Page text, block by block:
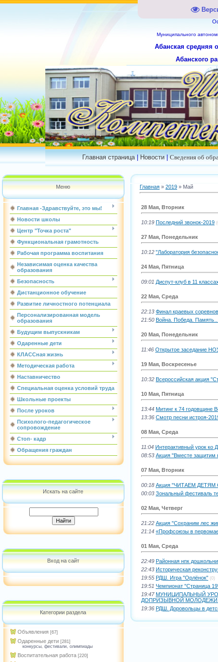
Муниципального
Абанская средняя
Абанского
Главная страница|Новости|Сведения об
Меню
Главная -Здравствуйте, это мы!
Новости школы
Центр "Точка роста"
Функциональная грамотность
Рабочая программа воспитания
Независимая оценка качества
образования
Безопасность
Дистанционное обучение
Развитие личностного потенциала
Персонализированная модель
образования
Будущим выпускникам
Одаренные дети
КЛАССная жизнь
Методическая работа
Наставничество
Специальная оценка условий труда
Школьные проекты
После уроков
Психолого-педагогическое
сопровождение
Стоп- кадр
Обращения граждан
Искать на сайте
Вход на сайт
Категории раздела
Объявления [67]
Одаренные дети [281]
конкурсы, фестивали, олимпиады
Воспитательная работа [220]
Главная » 2019 » Май
28 Мая, Вторник
10:19 Последний звонок-2019
27 Мая, Понедельник
10:12 "Лаборатория
24 Мая, Пятница
09:01 Диспут-клуб в 11
22 Мая, Среда
22:13 Финал краевых
21:50 Война. Победа.
20 Мая, Понедельник
11:46 Открытое заседание
19 Мая, Воскресенье
10:32 Всероссийская акция
10 Мая, Пятница
13:44 Митинг к 74 годовщине
13:36 Смотр песни истроя-
08 Мая, Среда
11:04 Интерактивный урок ко
08:53 Акция "Вместе защитим
07 Мая, Вторник
00:18 Акция "ЧИТАЕМ
00:03 Зональный фестиваль
02 Мая, Четверг
21:22 Акция "Сохраним лес
21:14 «Профсоюзы в
01 Мая, Среда
22:49 Районная нпк
22:43 Историческая
19:55 РДШ. Игра "Орлёнок" (0)
19:51 Чемпионат "Страница
19:47 МУНИЦИПАЛЬНЫЙ
ДОПРИЗЫВНОЙ МОЛОДЕЖИ
19:36 РДШ. Доровольцы в